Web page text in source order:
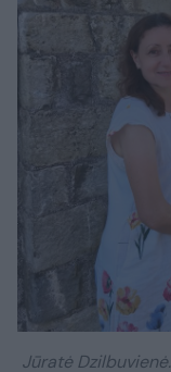
Jūratė Dzilbuvienė.